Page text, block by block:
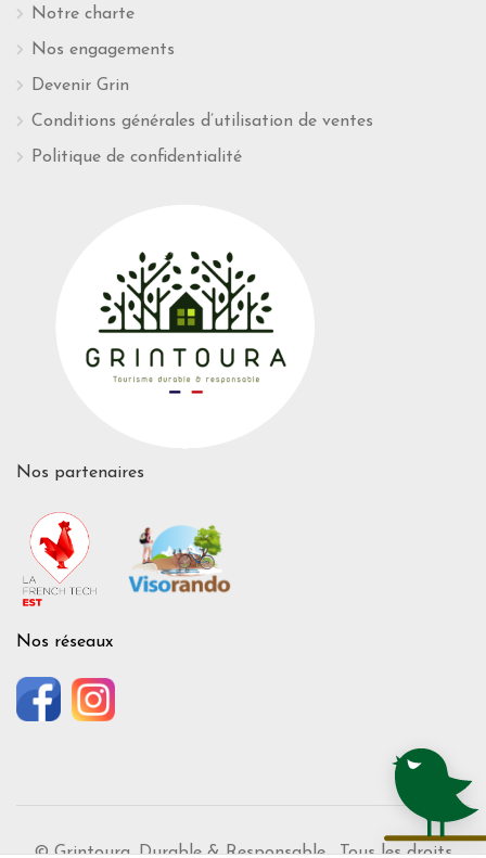
Notre charte
Nos engagements
Devenir Grin
Conditions générales d’utilisation de ventes
Politique de confidentialité
Nos partenaires
Nos réseaux
© Grintoura. Durable & Responsable. Tous les droits